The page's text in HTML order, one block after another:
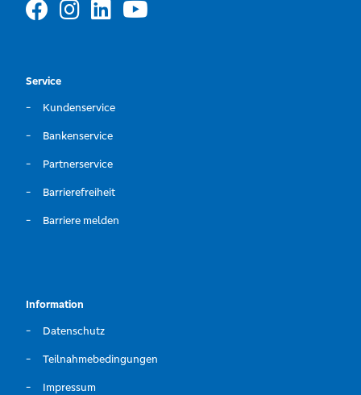
Service
Kundenservice
Bankenservice
Partnerservice
Barrierefreiheit
Barriere melden
Information
Datenschutz
Teilnahmebedingungen
Impressum